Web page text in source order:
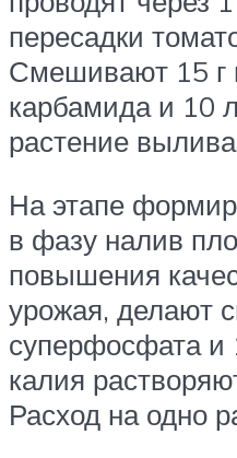
пересадки
Смешивают 15 г
карбамида и 10
растение
На этапе
в фазу налив
повышения
урожая, делают
суперфосфата и
калия
Расход на одно